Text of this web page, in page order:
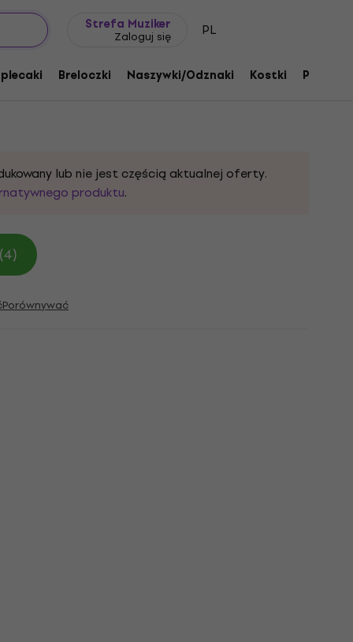
Strefa Muziker
Zaloguj się PL
Breloczki Naszywki/Odznaki Kostki Prezenty
'78 Naszywka
lub nie jest częścią aktualnej oferty.
produktu.
Porównywać